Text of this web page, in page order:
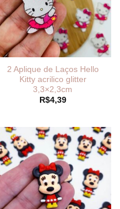
2 Aplique de Laços Hello
Kitty acrilico glitter
3,3×2,3cm
R$4,39